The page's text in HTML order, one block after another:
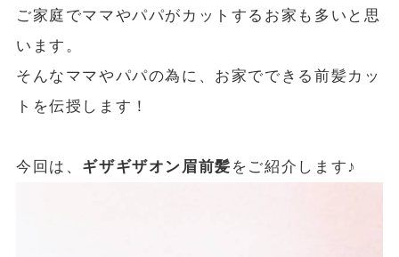
ご家庭でママやパパがカットするお家も多いと思
います。
そんなママやパパの為に、お家でできる前髪カッ
トを伝授します！
今回は、 ギザギザオン眉前髪 をご紹介します♪